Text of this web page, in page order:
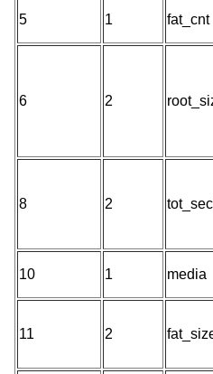
5 1 fat_cnt
6 2
8 2
10 1 media
11 2